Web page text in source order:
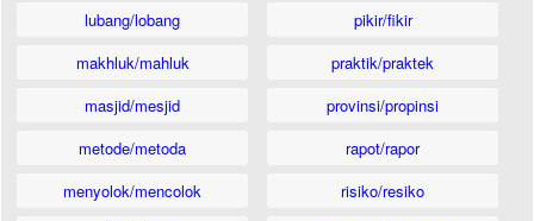
lubang/lobang
makhluk/mahluk
masjid/mesjid
metode/metoda
menyolok/mencolok
pikir/fikir
praktik/praktek
provinsi/propinsi
rapot/rapor
risiko/resiko